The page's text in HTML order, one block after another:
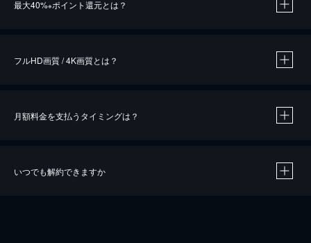
最大40%※ポイント還元とは？
※40％ポイント還元の対象は、クレジットカード決済による作品の購入 / レンタルです。
フルHD画質 / 4K画質とは？
月額料金を支払うタイミングは？
いつでも解約できますか